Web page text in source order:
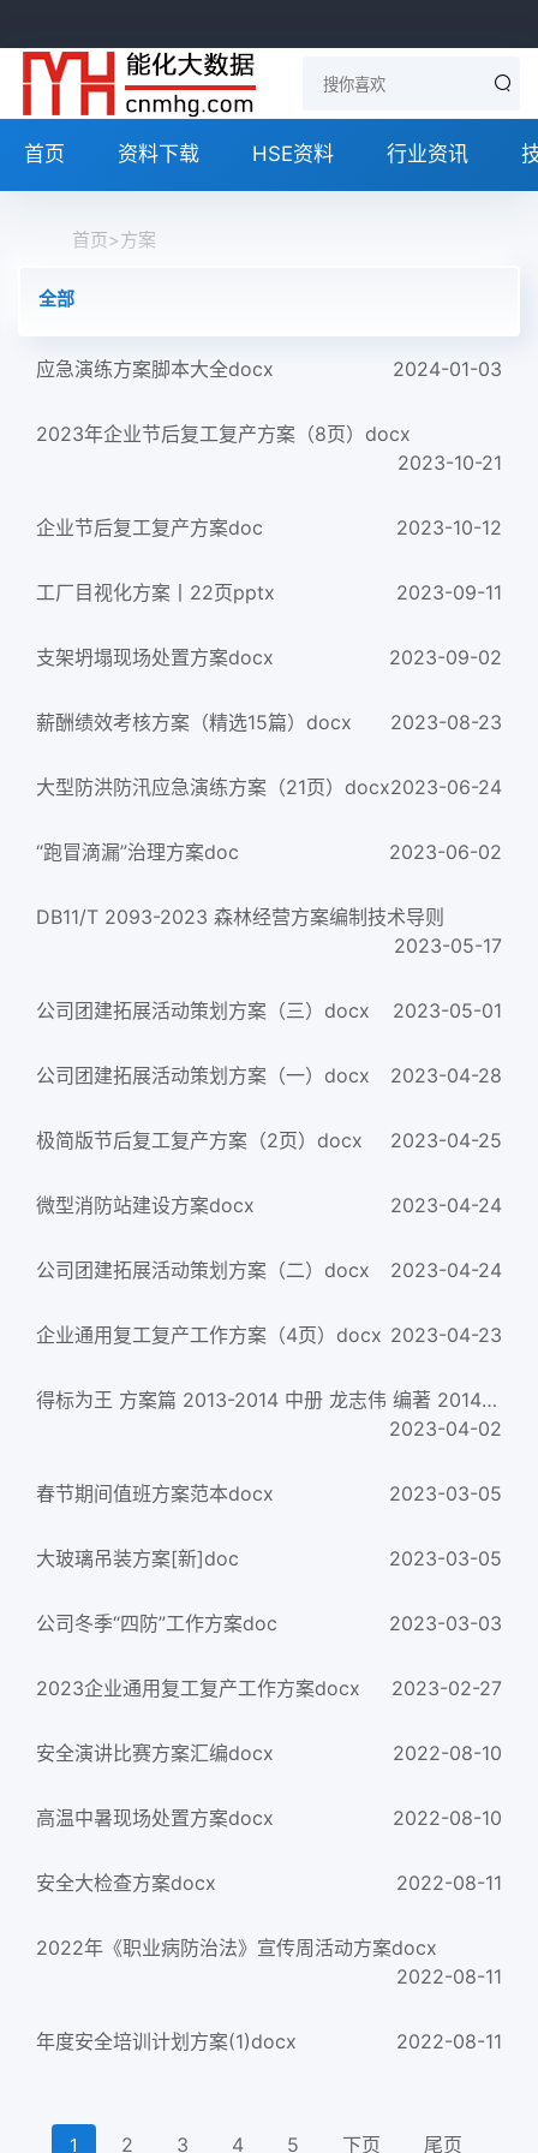
首页 资料下载 HSE资料 行业资讯
首页>方案
全部
应急演练方案脚本大全docx 2024-01-03
2023年企业节后复工复产方案（8页）docx
2023-10-21
企业节后复工复产方案doc 2023-10-12
工厂目视化方案丨22页pptx 2023-09-11
支架坍塌现场处置方案docx 2023-09-02
薪酬绩效考核方案（精选15篇）docx 2023-08-23
大型防洪防汛应急演练方案（21页）docx2023-06-24
“跑冒滴漏”治理方案doc 2023-06-02
DB11/T 2093-2023 森林经营方案编制技术导则
2023-05-17
公司团建拓展活动策划方案（三）docx 2023-05-01
公司团建拓展活动策划方案（一）docx 2023-04-28
极简版节后复工复产方案（2页）docx 2023-04-25
微型消防站建设方案docx 2023-04-24
公司团建拓展活动策划方案（二）docx 2023-04-24
企业通用复工复产工作方案（4页）docx 2023-04-23
得标为王 方案篇 2013-2014 中册 龙志伟 编著 2014年版
2023-04-02
春节期间值班方案范本docx 2023-03-05
大玻璃吊装方案[新]doc 2023-03-05
公司冬季“四防”工作方案doc 2023-03-03
2023企业通用复工复产工作方案docx 2023-02-27
安全演讲比赛方案汇编docx 2022-08-10
高温中暑现场处置方案docx 2022-08-10
安全大检查方案docx 2022-08-11
2022年《职业病防治法》宣传周活动方案docx
2022-08-11
年度安全培训计划方案(1)docx 2022-08-11
1 2 3 4 5 下页 尾页